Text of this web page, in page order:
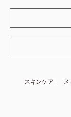
スキンケア メ